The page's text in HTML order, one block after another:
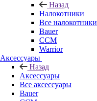
Назад
Налокотники
Все налокотники
Bauer
CCM
Warrior
Аксессуары
Назад
Аксессуары
Все аксессуары
Bauer